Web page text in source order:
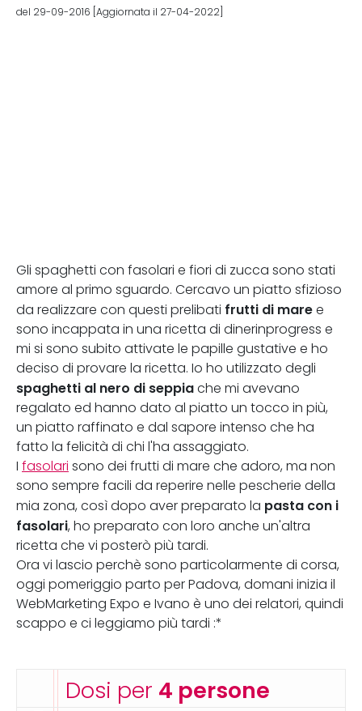
del 29-09-2016 [Aggiornata il 27-04-2022]
Gli spaghetti con fasolari e fiori di zucca sono stati
amore al primo sguardo. Cercavo un piatto sfizioso
da realizzare con questi prelibati frutti di mare e
sono incappata in una ricetta di dinerinprogress e
mi si sono subito attivate le papille gustative e ho
deciso di provare la ricetta. Io ho utilizzato degli
spaghetti al nero di seppia che mi avevano
regalato ed hanno dato al piatto un tocco in più,
un piatto raffinato e dal sapore intenso che ha
fatto la felicità di chi l'ha assaggiato.
I fasolari sono dei frutti di mare che adoro, ma non
sono sempre facili da reperire nelle pescherie della
mia zona, così dopo aver preparato la pasta con i
fasolari, ho preparato con loro anche un'altra
ricetta che vi posterò più tardi.
Ora vi lascio perchè sono particolarmente di corsa,
oggi pomeriggio parto per Padova, domani inizia il
WebMarketing Expo e Ivano è uno dei relatori, quindi
scappo e ci leggiamo più tardi :*
Dosi per 4 persone